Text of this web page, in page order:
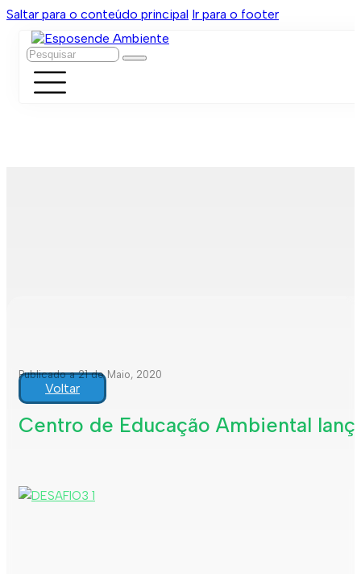
Saltar para o conteúdo principal Ir para o footer
Pesquisar
Publicado a 21 de Maio, 2020
Voltar
Centro de Educação Ambiental